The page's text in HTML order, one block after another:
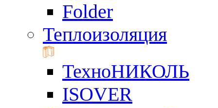
Folder
Теплоизоляция
ТехноНИКОЛЬ
ISOVER